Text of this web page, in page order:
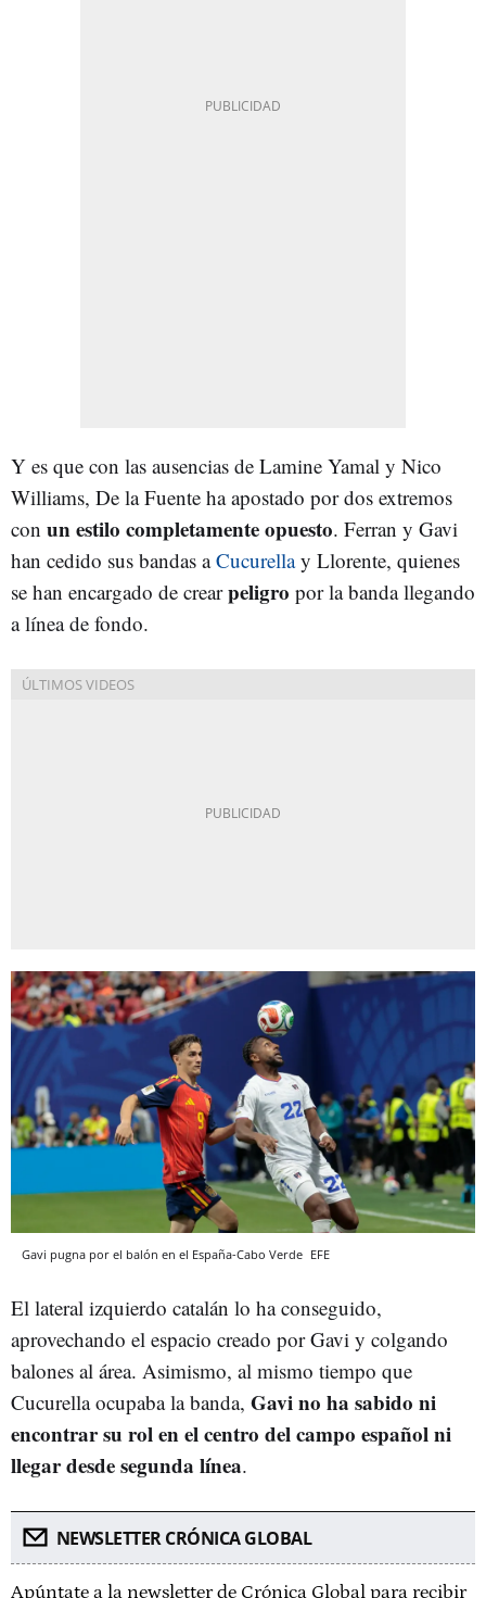
Y es que con las ausencias de Lamine Yamal y Nico
Williams, De la Fuente ha apostado por dos extremos
con un estilo completamente opuesto. Ferran y Gavi
han cedido sus bandas aCucurellay Llorente, quienes
se han encargado de crearpeligro por la banda llegando
a línea de fondo.
Gavi pugna por el balón en el España-Cabo Verde EFE
El lateral izquierdo catalán lo ha conseguido,
aprovechando el espacio creado por Gavi y colgando
balones al área. Asimismo, al mismo tiempo que
Cucurella ocupaba la banda, Gavi no ha sabido ni
encontrar su rol en el centro del campo español ni
llegar desde segunda línea.
NEWSLETTER CRÓNICA GLOBAL
Apúntate a la newsletter de Crónica Global para recibir